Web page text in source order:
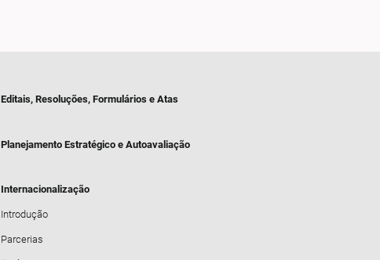
Editais, Resoluções, Formulários e Atas
Planejamento Estratégico e Autoavaliação
Internacionalização
Introdução
Parcerias